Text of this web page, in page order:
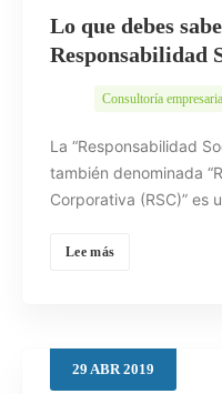
Lo que debes
Responsabilidad
Consultoría
La “Responsabilidad
también denominada
Corporativa (RSC)” es
Lee más
29 ABR2019